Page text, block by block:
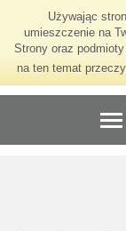
Używając
umieszczenie na
Strony oraz
na ten temat